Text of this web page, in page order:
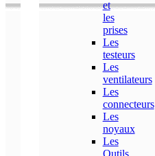
et
les
prises
Les
testeurs
Les
ventilateurs
Les
connecteurs
Les
noyaux
Les
Outils